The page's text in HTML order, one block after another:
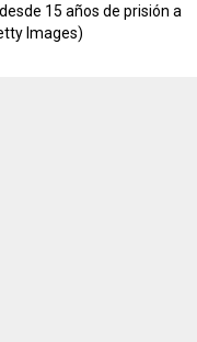
15 años de prisión a
Images)